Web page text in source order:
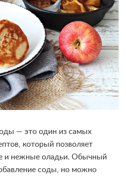
— это один из самых
который позволяет
и нежные оладьи. Обычный
соды, но можно